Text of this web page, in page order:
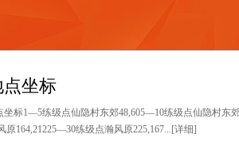
坐标
标1—5练级点仙隐村东郊48,605—10练级点仙隐村东
原164,21225—30练级点瀚风原225,167... [详细]